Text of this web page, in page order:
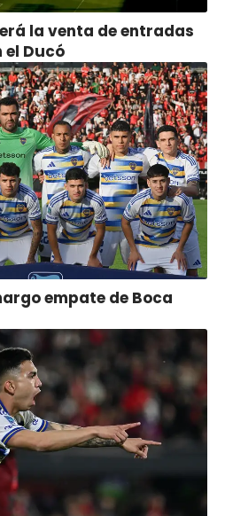
la venta de entradas
el Ducó
empate de Boca